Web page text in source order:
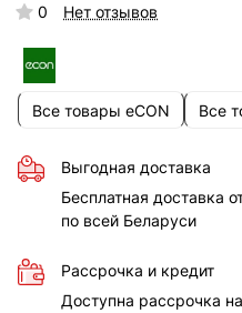
0 Нет отзывов
Все товары eCON Все
Выгодная доставка
Бесплатная доставка
по всей Беларуси
Рассрочка и кредит
Доступна рассрочка